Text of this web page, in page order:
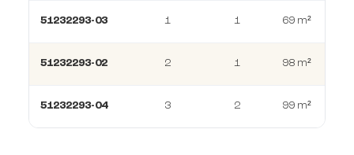
51232293-03 1 1 69 m²
51232293-02 2 1 98 m²
51232293-04 3 2 99 m²